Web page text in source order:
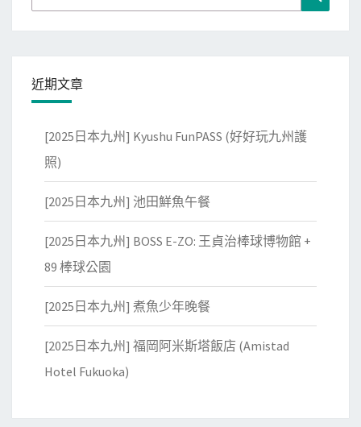
for:
近期文章
[2025日本九州] Kyushu FunPASS (好好玩九州護
照)
[2025日本九州] 池田鮮魚午餐
[2025日本九州] BOSS E-ZO: 王貞治棒球博物館 +
89 棒球公園
[2025日本九州] 煮魚少年晚餐
[2025日本九州] 福岡阿米斯塔飯店 (Amistad
Hotel Fukuoka)